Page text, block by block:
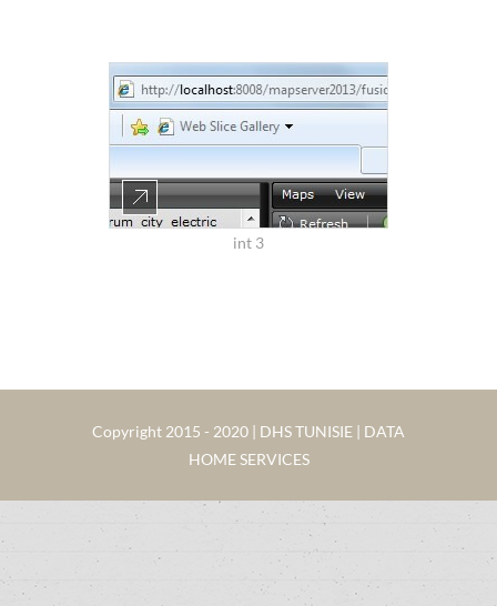
int 3
Copyright 2015 - 2020 | DHS TUNISIE | DATA
HOME SERVICES